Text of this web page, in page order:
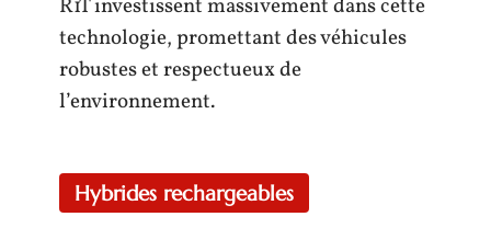
R1T investissent massivement dans cette
technologie, promettant des véhicules
robustes et respectueux de
l’environnement.
Hybrides rechargeables